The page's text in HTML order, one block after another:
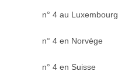
n° 4 au Luxembourg
n° 4 en Norvège
n° 4 en Suisse